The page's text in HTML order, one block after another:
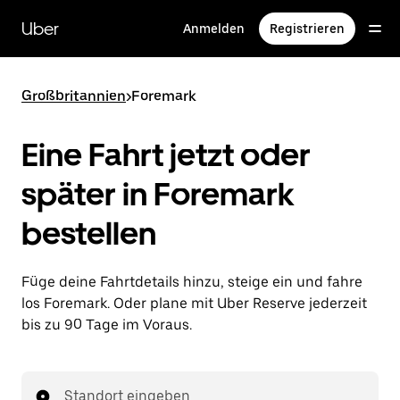
zum
Hauptinhalt
Uber Anmelden Registrieren
Großbritannien>Foremark
Eine Fahrt jetzt oder
später in Foremark
bestellen
Füge deine Fahrtdetails hinzu, steige ein und fahre
los Foremark. Oder plane mit Uber Reserve jederzeit
bis zu 90 Tage im Voraus.
Standort eingeben